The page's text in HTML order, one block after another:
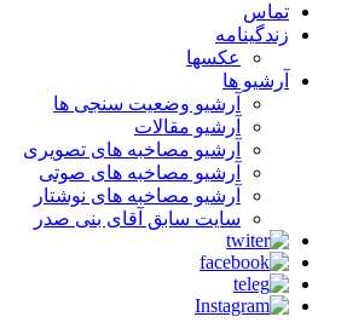
تماس
زندگینامه
عکسها
آرشیو ها
آرشیو وضعیت سنجی ها
آرشیو مقالات
آرشیو مصاخبه های تصویری
آرشیو مصاخبه های صوتی
آرشیو مصاخبه های نوشتار
سایت سابق آقای بنی صدر